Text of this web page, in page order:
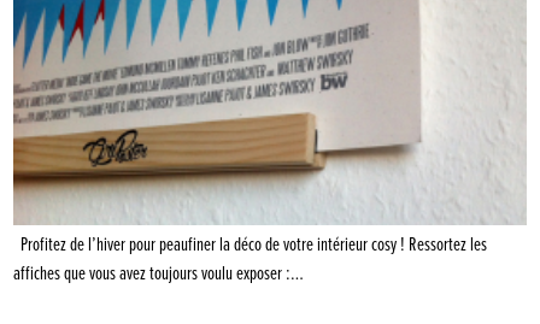
Profitez de l’hiver pour peaufiner la déco de votre intérieur cosy ! Ressortez les
affiches que vous avez toujours voulu exposer :…